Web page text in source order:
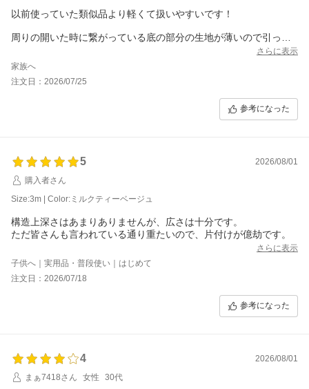
以前使っていた類似品より軽くて扱いやすいです！
周りの開いた時に繋がっている底の部分の生地が薄いので引っ張
マット等を引かないと周りの脚の部分がきずついたので気をつけ
てあつかいます！
小学生2人と大人1人4歳1人で入っても楽しく遊べたので満足で
色味も可愛くて満足です
さらに表示
家族へ
注文日：2026/07/25
参考になった
5
2026/08/01
購入者さん
Size:3m | Color:ミルクティーベージュ
構造上深さはあまりありませんが、広さは十分です。
ただ皆さんも言われている通り重たいので、片付けが億劫です。
さらに表示
子供へ｜実用品・普段使い｜はじめて
注文日：2026/07/18
参考になった
4
2026/08/01
まぁ7418さん
女性
30代